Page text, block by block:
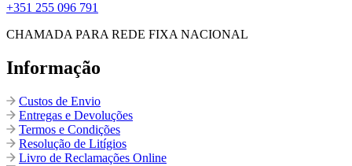
+351 255 096 791
CHAMADA PARA REDE FIXA NACIONAL
Informação
Custos de Envio
Entregas e Devoluções
Termos e Condições
Resolução de Litígios
Livro de Reclamações Online